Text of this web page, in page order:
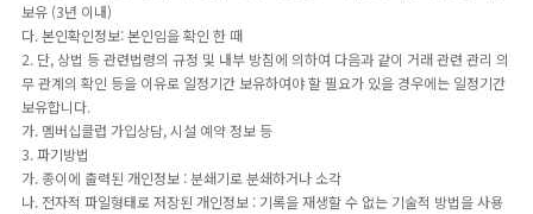
보유 (3년 이내)
다. 본인확인정보: 본인임을 확인 한 때
2. 단, 상법 등 관련법령의 규정 및 내부 방침에 의하여 다음과 같이 거래 관련 관리 의
무 관계의 확인 등을 이유로 일정기간 보유하여야 할 필요가 있을 경우에는 일정기간
보유합니다.
가. 멤버십클럽 가입상담, 시설 예약 정보 등
3. 파기방법
가. 종이에 출력된 개인정보 : 분쇄기로 분쇄하거나 소각
나. 전자적 파일형태로 저장된 개인정보 : 기록을 재생할 수 없는 기술적 방법을 사용